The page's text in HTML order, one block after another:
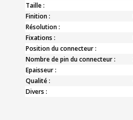
Taille :
Finition :
Résolution :
Fixations :
Position du connecteur :
Nombre de pin du connecteur :
Epaisseur :
Qualité :
Divers :